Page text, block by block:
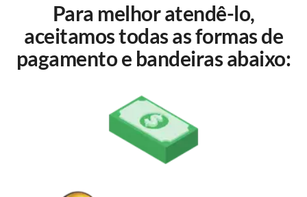
Para melhor atendê-lo,
aceitamos todas as formas de
pagamento e bandeiras abaixo: